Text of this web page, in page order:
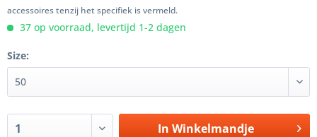
accessoires tenzij het specifiek is vermeld.
37 op voorraad, levertijd 1-2 dagen
Size:
In Winkelmandje